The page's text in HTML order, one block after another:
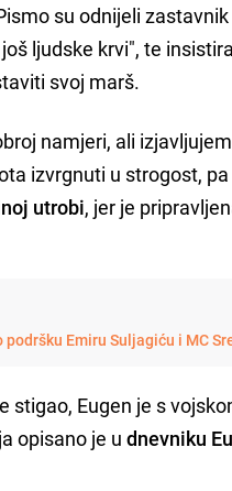
su odnijeli
ljudske krvi", te
svoj marš.
namjeri, ali
izvrgnuti u strogost,
utrobi, jer je
podršku Emiru Suljagiću i MC
stigao, Eugen je s
opisano je u dnevniku